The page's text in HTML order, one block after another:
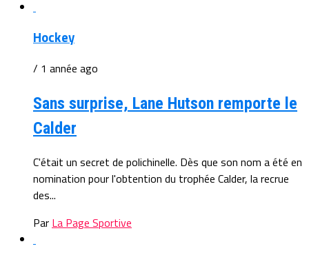
Hockey
/ 1 année ago
Sans surprise, Lane Hutson remporte le
Calder
C'était un secret de polichinelle. Dès que son nom a été en
nomination pour l'obtention du trophée Calder, la recrue
des...
Par La Page Sportive